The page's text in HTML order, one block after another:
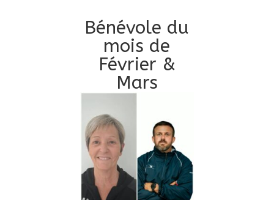
Bénévole du
mois de
Février &
Mars